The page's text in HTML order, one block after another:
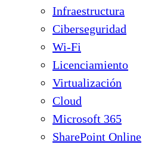
Infraestructura
Ciberseguridad
Wi-Fi
Licenciamiento
Virtualización
Cloud
Microsoft 365
SharePoint Online